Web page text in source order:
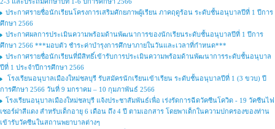
ประกาศรายชื่อนักเรียนโครงการเสริมศักยภาพผู้เรียน ภาคฤดูร้อน ระดับชั้นอนุบาลปีที่ 1 ปีการ
ศึกษา 2566
ประกาศผลการประเมินความพร้อมด้านพัฒนาการของนักเรียนระดับชั้นอนุบาลปีที่ 1 ปีการ
ศึกษา 2566 ***มอบตัว ชำระค่าบำรุงการศึกษาภายในวันและเวลาที่กำหนด***
ประกาศรายชื่อนักเรียนที่มีสิทธิ์เข้ารับการประเมินความพร้อมด้านพัฒนาการระดับชั้นอนุบาล
ปีที่ 1 ประจำปีการศึกษา 2566
โรงเรียนอนุบาลเมืองใหม่ชลบุรี รับสมัครนักเรียนเข้าเรียน ระดับชั้นอนุบาลปีที่ 1 (3 ขวบ) ปี
การศึกษา 2566 วันที่ 9 มกราคม – 10 กุมภาพันธ์ 2566
โรงเรียนอนุบาลเมืองใหม่ชลบุรี แจ้งประชาสัมพันธ์เพื่อ เร่งรัดการฉีดวัคซีนโควิด - 19 วัคซีนไฟ
เซอร์ฝาสีแดง สำหรับเด็กอายุ 6 เดือน ถึง 4 ปี ตามเอกสาร โดยพาเด็กในความปกครองของท่าน
เข้ารับวัคซีนในสถานพยาบาลต่างๆ